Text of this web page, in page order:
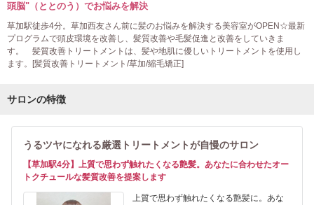
頭脳"（ととのう）でお悩みを解決
草加駅徒歩4分。草加西友さん前に髪のお悩みを解決する美容室がOPEN☆最新
プログラムで頭皮環境を改善し、髪質改善や毛髪促進と改善をしていきま
す。 髪質改善トリートメントは、髪や地肌に優しいトリートメントを使用し
ます。[髪質改善トリートメント/草加/縮毛矯正]
サロンの特徴
うるツヤになれる厳選トリートメントが自慢のサロン
【草加駅4分】上質で思わず触れたくなる艶髪。あなたに合わせたオー
トクチュールな髪質改善を提案します
上質で思わず触れたくなる艶髪に。あな